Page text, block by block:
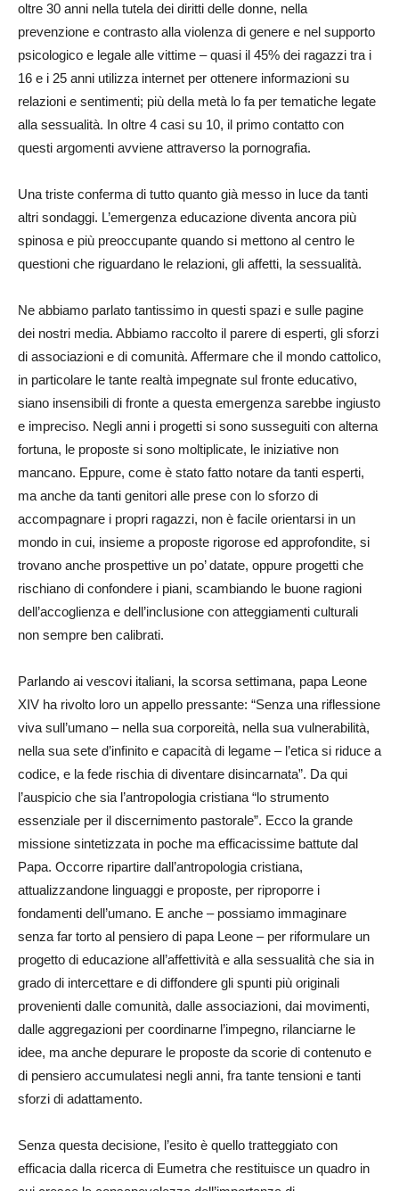
oltre 30 anni nella tutela dei diritti delle donne, nella
prevenzione e contrasto alla violenza di genere e nel supporto
psicologico e legale alle vittime – quasi il 45% dei ragazzi tra i
16 e i 25 anni utilizza internet per ottenere informazioni su
relazioni e sentimenti; più della metà lo fa per tematiche legate
alla sessualità. In oltre 4 casi su 10, il primo contatto con
questi argomenti avviene attraverso la pornografia.
Una triste conferma di tutto quanto già messo in luce da tanti
altri sondaggi. L’emergenza educazione diventa ancora più
spinosa e più preoccupante quando si mettono al centro le
questioni che riguardano le relazioni, gli affetti, la sessualità.
Ne abbiamo parlato tantissimo in questi spazi e sulle pagine
dei nostri media. Abbiamo raccolto il parere di esperti, gli sforzi
di associazioni e di comunità. Affermare che il mondo cattolico,
in particolare le tante realtà impegnate sul fronte educativo,
siano insensibili di fronte a questa emergenza sarebbe ingiusto
e impreciso. Negli anni i progetti si sono susseguiti con alterna
fortuna, le proposte si sono moltiplicate, le iniziative non
mancano. Eppure, come è stato fatto notare da tanti esperti,
ma anche da tanti genitori alle prese con lo sforzo di
accompagnare i propri ragazzi, non è facile orientarsi in un
mondo in cui, insieme a proposte rigorose ed approfondite, si
trovano anche prospettive un po’ datate, oppure progetti che
rischiano di confondere i piani, scambiando le buone ragioni
dell’accoglienza e dell’inclusione con atteggiamenti culturali
non sempre ben calibrati.
Parlando ai vescovi italiani, la scorsa settimana, papa Leone
XIV ha rivolto loro un appello pressante: “Senza una riflessione
viva sull’umano – nella sua corporeità, nella sua vulnerabilità,
nella sua sete d’infinito e capacità di legame – l’etica si riduce a
codice, e la fede rischia di diventare disincarnata”. Da qui
l’auspicio che sia l’antropologia cristiana “lo strumento
essenziale per il discernimento pastorale”. Ecco la grande
missione sintetizzata in poche ma efficacissime battute dal
Papa. Occorre ripartire dall’antropologia cristiana,
attualizzandone linguaggi e proposte, per riproporre i
fondamenti dell’umano. E anche – possiamo immaginare
senza far torto al pensiero di papa Leone – per riformulare un
progetto di educazione all’affettività e alla sessualità che sia in
grado di intercettare e di diffondere gli spunti più originali
provenienti dalle comunità, dalle associazioni, dai movimenti,
dalle aggregazioni per coordinarne l’impegno, rilanciarne le
idee, ma anche depurare le proposte da scorie di contenuto e
di pensiero accumulatesi negli anni, fra tante tensioni e tanti
sforzi di adattamento.
Senza questa decisione, l’esito è quello tratteggiato con
efficacia dalla ricerca di Eumetra che restituisce un quadro in